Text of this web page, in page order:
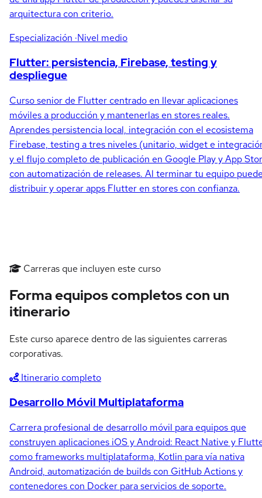
arquitectura con criterio.
Especialización ·Nivel medio
Flutter: persistencia, Firebase, testing y
despliegue
Curso senior de Flutter centrado en llevar aplicaciones
móviles a producción y mantenerlas en stores reales.
Aprendes persistencia local, integración con el ecosistema
Firebase, testing a tres niveles (unitario, widget e
y el flujo completo de publicación en Google Play y App
con automatización de releases. Al terminar tu equipo
distribuir y operar apps Flutter en stores con confianza.
Carreras que incluyen este curso
Forma equipos completos con un
itinerario
Este curso aparece dentro de las siguientes carreras
corporativas.
Itinerario completo
Desarrollo Móvil Multiplataforma
Carrera profesional de desarrollo móvil para equipos que
construyen aplicaciones iOS y Android: React Native y
como frameworks multiplataforma, Kotlin para vía nativa
Android, automatización de builds con GitHub Actions y
contenedores con Docker para servicios de soporte.